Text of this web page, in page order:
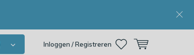
Inloggen / Registreren